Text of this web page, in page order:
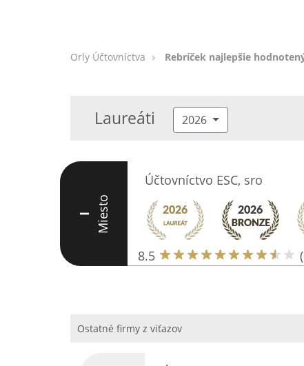
Orly Účtovníctva Rebríček najlepšie
Laureáti 2026
I Miesto
Účtovníctvo ESC, sro
8.5
Ostatné firmy z viťazov